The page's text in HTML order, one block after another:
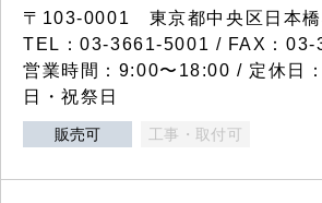
〒103-0001 東京都中央区日本
TEL：03-3661-5001 / FAX：03-
営業時間：9:00〜18:00 / 定休日
日・祝祭日
販売可 工事・取付可